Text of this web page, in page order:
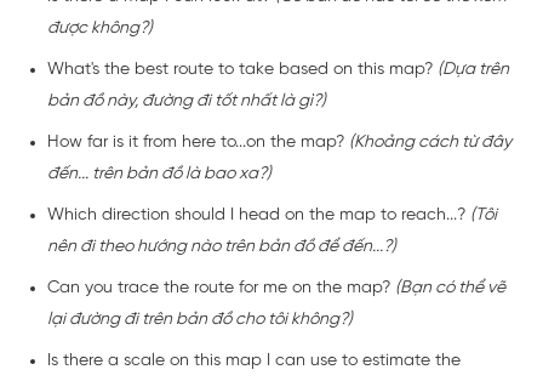
được không?)
What's the best route to take based on this map? (Dựa trên
bản đồ này, đường đi tốt nhất là gì?)
How far is it from here to...on the map? (Khoảng cách từ đây
đến... trên bản đồ là bao xa?)
Which direction should I head on the map to reach...? (Tôi
nên đi theo hướng nào trên bản đồ để đến...?)
Can you trace the route for me on the map? (Bạn có thể vẽ
lại đường đi trên bản đồ cho tôi không?)
Is there a scale on this map I can use to estimate the